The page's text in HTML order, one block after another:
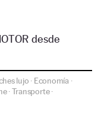
desde
lujo · Economía·
·Transporte·